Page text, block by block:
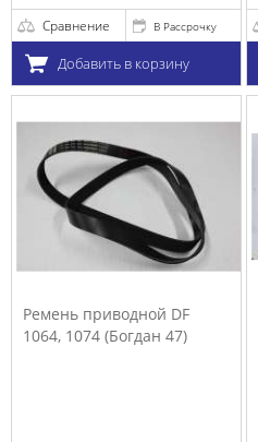
Сравнение В Рассрочку
Добавить в корзину
Ремень приводной DF
1064, 1074 (Богдан 47)